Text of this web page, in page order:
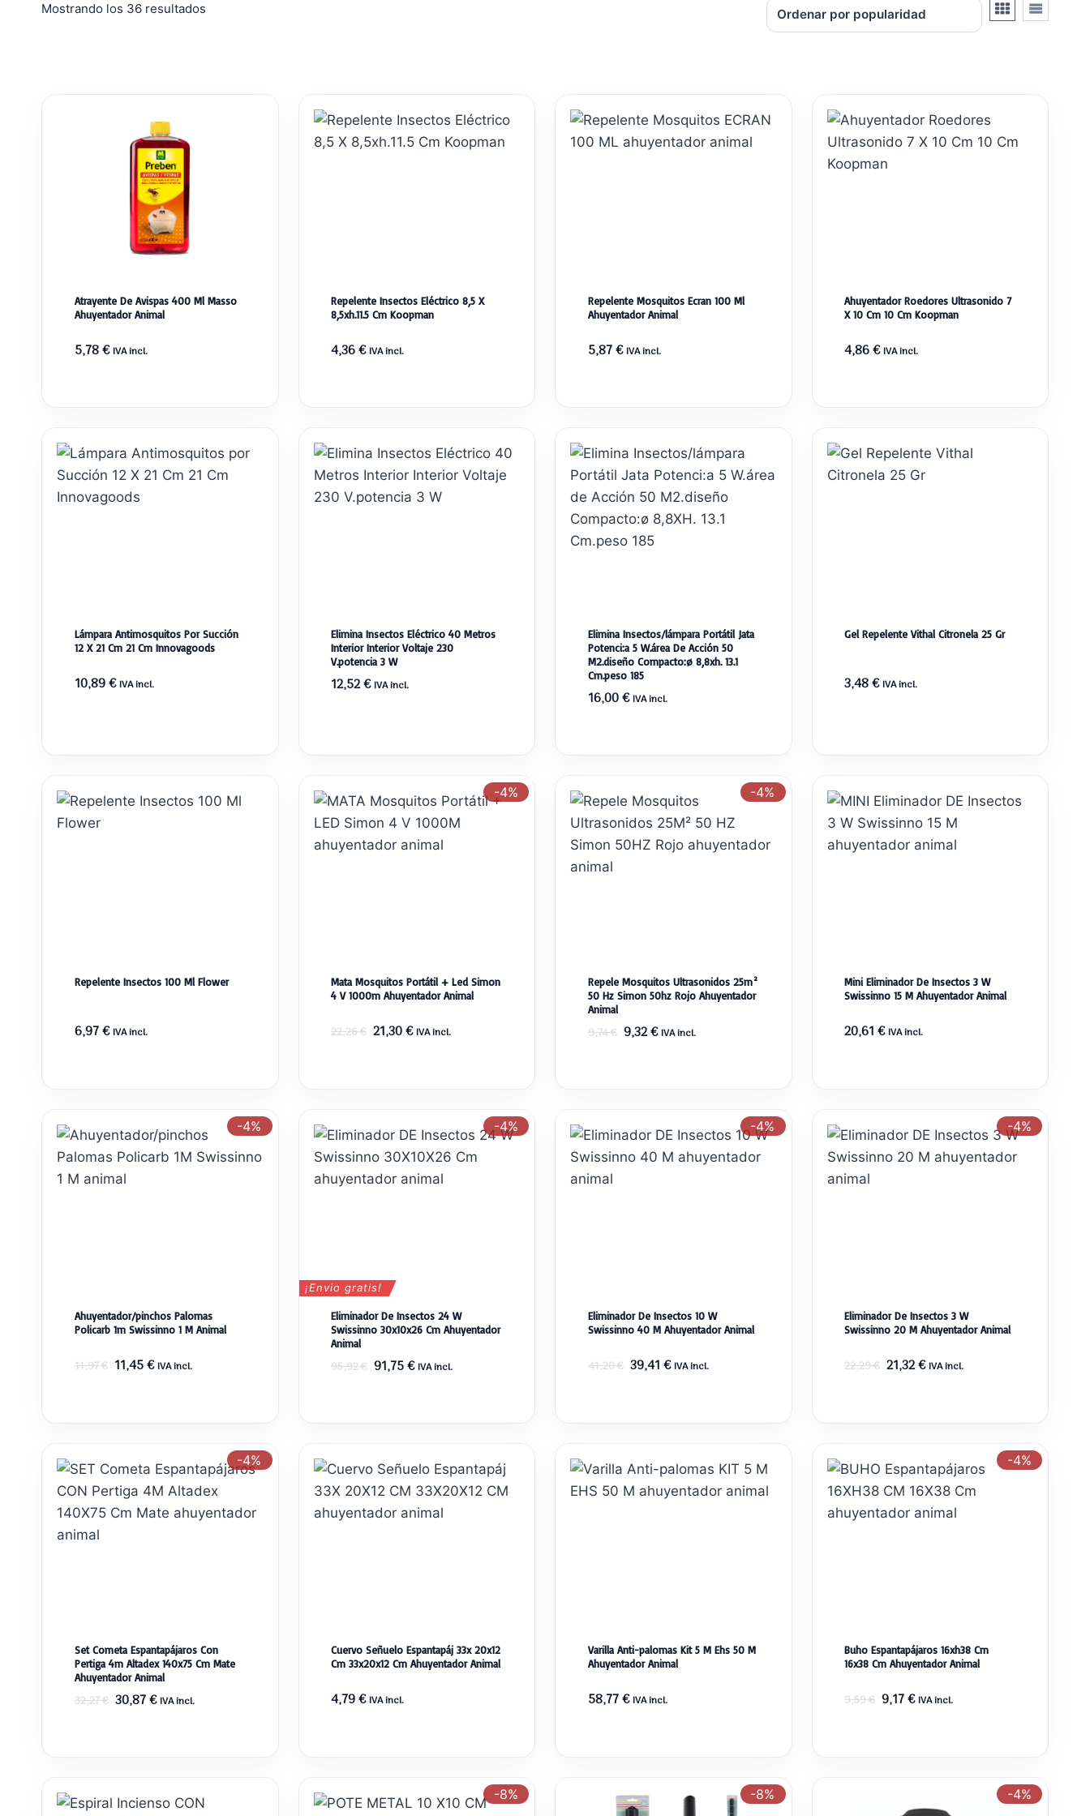
Mostrando los 36 resultados
Atrayente De Avispas 400 Ml Masso
Ahuyentador Animal
5,78€ IVA incl.
Repelente Insectos Eléctrico 8,5 X
8,5xh.11.5 Cm Koopman
4,36€ IVA incl.
Repelente Mosquitos Ecran 100 Ml
Ahuyentador Animal
5,87€ IVA incl.
Ahuyentador Roedores Ultrasonido 7
X 10 Cm 10 Cm Koopman
4,86€ IVA incl.
Lámpara Antimosquitos Por Succión
12 X 21 Cm 21 Cm Innovagoods
10,89€ IVA incl.
Elimina Insectos Eléctrico 40 Metros
Interior Interior Voltaje 230
V.potencia 3 W
12,52€ IVA incl.
Elimina Insectos/lámpara Portátil Jata
Potenci:a 5 W.área De Acción 50
M2.diseño Compacto:ø 8,8xh. 13.1
Cm.peso 185
16,00€ IVA incl.
Gel Repelente Vithal Citronela 25 Gr
3,48€ IVA incl.
Repelente Insectos 100 Ml Flower
6,97€ IVA incl.
-4%
Mata Mosquitos Portátil + Led Simon
4 V 1000m Ahuyentador Animal
22,26€ El
era:
22,26 €.
21,30€El
es:
21,30 €.
IVA incl.
-4%
Repele Mosquitos Ultrasonidos 25m²
50 Hz Simon 50hz Rojo Ahuyentador
Animal
9,74€ El
era:
9,74 €.
9,32€El
es:
9,32 €.
IVA incl.
Mini Eliminador De Insectos 3 W
Swissinno 15 M Ahuyentador Animal
20,61 € IVA incl.
-4%
Ahuyentador/pinchos Palomas
Policarb 1m Swissinno 1 M Animal
11,97€ El
era:
11,97 €.
11,45€El
es:
11,45 €.
IVA incl.
-4%
¡Envio gratis!
Eliminador De Insectos 24 W
Swissinno 30x10x26 Cm Ahuyentador
Animal
95,92€ El
era:
95,92 €.
91,75€El
es:
91,75 €.
IVA incl.
-4%
Eliminador De Insectos 10 W
Swissinno 40 M Ahuyentador Animal
41,20€ El
era:
41,20 €.
39,41 €El
es:
39,41 €.
IVA incl.
-4%
Eliminador De Insectos 3 W
Swissinno 20 M Ahuyentador Animal
22,29€ El
era:
22,29 €.
21,32€El
es:
21,32 €.
IVA incl.
-4%
Set Cometa Espantapájaros Con
Pertiga 4m Altadex 140x75 Cm Mate
Ahuyentador Animal
32,27€ El
era:
32,27 €.
30,87€El
es:
30,87 €.
IVA incl.
Cuervo Señuelo Espantapáj 33x 20x12
Cm 33x20x12 Cm Ahuyentador Animal
4,79€ IVA incl.
Varilla Anti-palomas Kit 5 M Ehs 50 M
Ahuyentador Animal
58,77€ IVA incl.
-4%
Buho Espantapájaros 16xh38 Cm
16x38 Cm Ahuyentador Animal
9,59€ El
era:
9,59 €.
9,17€El
es:
9,17 €.
IVA incl.
-8% -8% -4%